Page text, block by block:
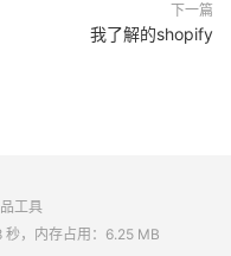
下一篇
我了解的shopify
工具
，内存占用：6.25 MB